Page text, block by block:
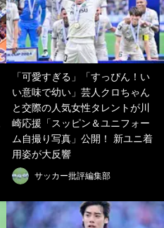
「可愛すぎる」「すっぴん！い
い意味で幼い」芸人クロちゃん
と交際の人気女性タレントが川
崎応援「スッピン＆ユニフォー
ム自撮り写真」公開！ 新ユニ着
用姿が大反響
サッカー批評編集部